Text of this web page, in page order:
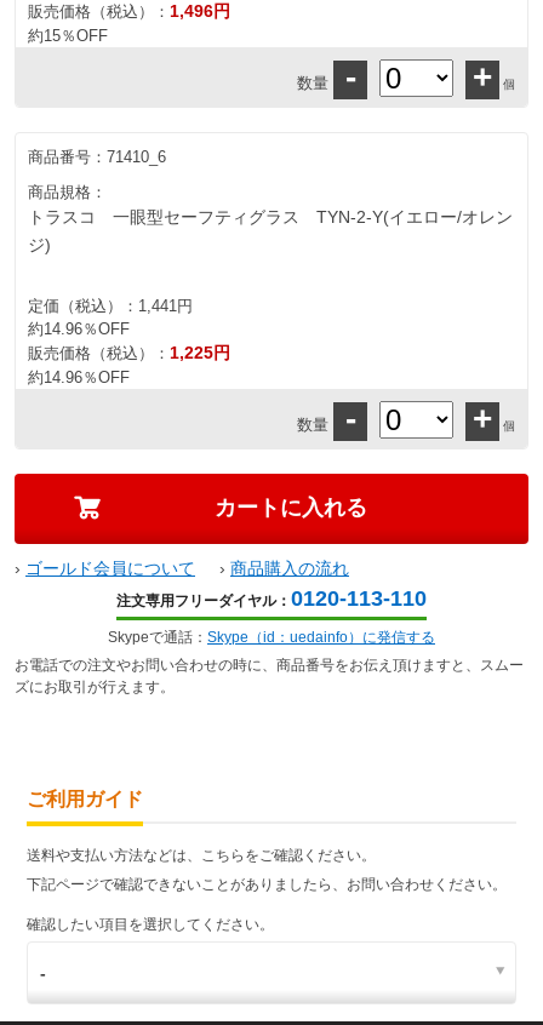
販売価格（税込）： 1,496円
約15％OFF
数量 - + 個
商品番号： 71410_6
商品規格：
トラスコ 一眼型セーフティグラス TYN-2-Y(イエロー/オレン
ジ)
定価（税込）： 1,441円
約14.96％OFF
販売価格（税込）： 1,225円
約14.96％OFF
数量 - + 個
› ゴールド会員について › 商品購入の流れ
注文専用フリーダイヤル： 0120-113-110
Skypeで通話： Skype（id：uedainfo）に発信する
お電話での注文やお問い合わせの時に、商品番号をお伝え頂けますと、スムー
ズにお取引が行えます。
ご利用ガイド
送料や支払い方法などは、こちらをご確認ください。
下記ページで確認できないことがありましたら、お問い合わせください。
確認したい項目を選択してください。